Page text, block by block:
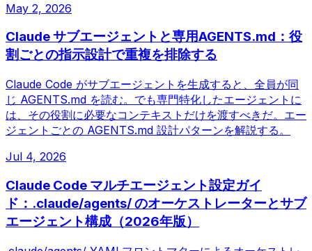
May 2, 2026
Claude サブエージェントと専用AGENTS.md：役
割ごとの指示設計で重複を排除する
Claude Code がサブエージェントを生成すると、全員が同
じ AGENTS.md を読む。でも専門特化したエージェントに
は、その役割に必要なコンテキストだけを渡すべきだ。エー
ジェントごとの AGENTS.md 設計パターンを解説する。
Jul 4, 2026
Claude Code マルチエージェント設定ガイ
ド：.claude/agents/ のオーケストレーターとサブ
エージェント構成（2026年版）